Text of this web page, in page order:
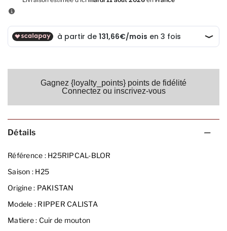
Gagnez {loyalty_points} points de fidélité
Connectez ou inscrivez-vous
Détails
Référence :H25RIPCAL-BLOR
Saison : H25
Origine : PAKISTAN
Modele : RIPPER CALISTA
Matiere : Cuir de mouton